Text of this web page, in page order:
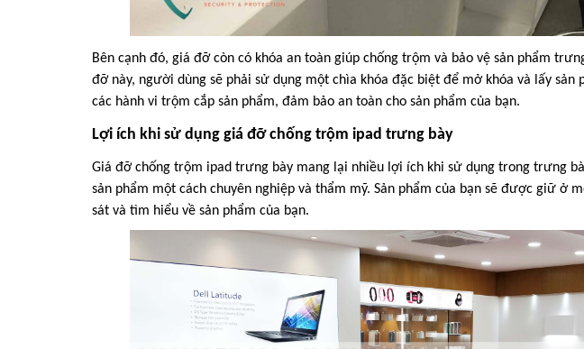
Bên cạnh đó, giá đỡ còn có khóa an toàn giúp chống trộm và bảo vệ sản phẩm
đỡ này, người dùng sẽ phải sử dụng một chìa khóa đặc biệt để mở khóa và lấy
các hành vi trộm cắp sản phẩm, đảm bảo an toàn cho sản phẩm của bạn.
Lợi ích khi sử dụng giá đỡ chống trộm ipad trưng bày
Giá đỡ chống trộm ipad trưng bày mang lại nhiều lợi ích khi sử dụng trong trưng
sản phẩm một cách chuyên nghiệp và thẩm mỹ. Sản phẩm của bạn sẽ được giữ ở
sát và tìm hiểu về sản phẩm của bạn.